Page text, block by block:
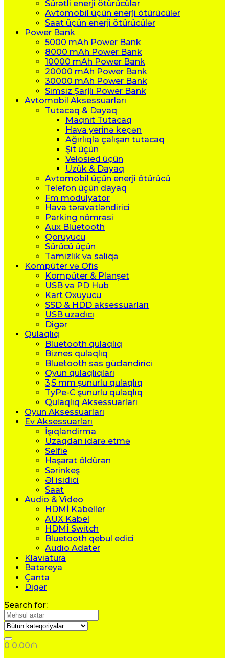
Sürətli enerji ötürücülər
Avtomobil üçün enerji ötürücülər
Saat üçün enerji ötürücülər
Power Bank
5000 mAh Power Bank
8000 mAh Power Bank
10000 mAh Power Bank
20000 mAh Power Bank
30000 mAh Power Bank
Simsiz Şarjlı Power Bank
Avtomobil Aksessuarları
Tutacaq & Dayaq
Maqnit Tutacaq
Hava yerinə keçən
Ağırlıqla çalışan tutacaq
Şit üçün
Velosied üçün
Üzük & Dayaq
Avtomobil üçün enerji ötürücü
Telefon üçün dayaq
Fm modulyator
Hava təravətləndirici
Parking nömrəsi
Aux Bluetooth
Qoruyucu
Sürücü üçün
Təmizlik və səliqə
Kompüter və Ofis
Kompüter & Planşet
USB və PD Hub
Kart Oxuyucu
SSD & HDD aksessuarları
USB uzadıcı
Digər
Qulaqlıq
Bluetooth qulaqlıq
Biznes qulaqlıq
Bluetooth səs gücləndirici
Oyun qulaqlıqları
3,5 mm şunurlu qulaqlıq
TyPe-C şunurlu qulaqlıq
Qulaqlıq Aksessuarları
Oyun Aksessuarları
Ev Aksessuarları
İşıqlandirma
Uzaqdan idarə etmə
Selfie
Həşarat öldürən
Sərinkeş
Əl isidici
Saat
Audio & Video
HDMİ Kabeller
AUX Kabel
HDMİ Switch
Bluetooth qebul edici
Audio Adater
Klaviatura
Batareya
Çanta
Digər
Search for:
0 0.00₼